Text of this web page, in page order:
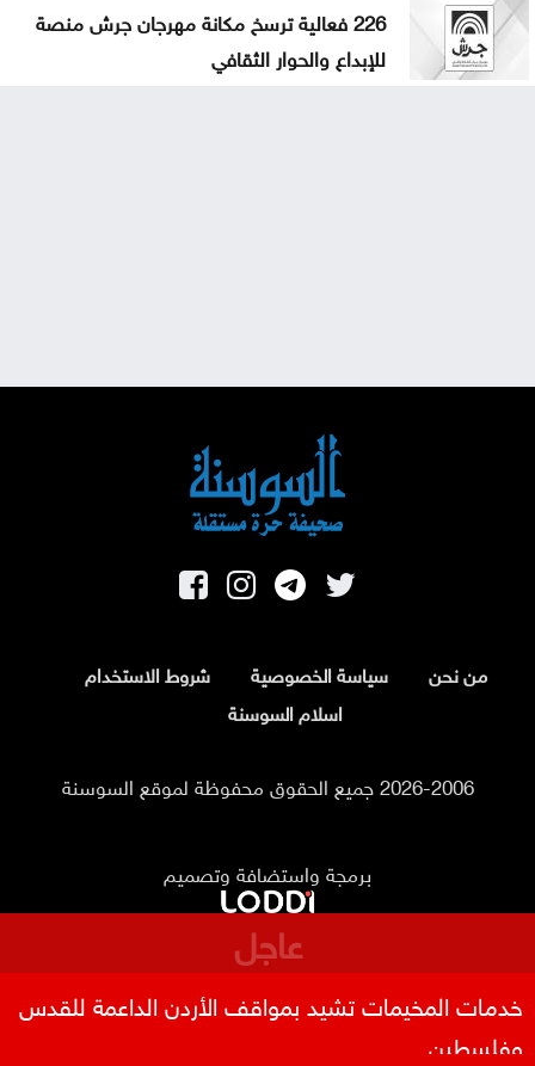
226 فعالية ترسخ مكانة مهرجان جرش منصة
للإبداع والحوار الثقافي
من نحن سياسة الخصوصية
شروط الاستخدام
اسلام السوسنة
2026-2006 جميع الحقوق محفوظة لموقع السوسنة
برمجة واستضافة وتصميم
عاجل
خدمات المخيمات تشيد بمواقف الأردن الداعمة للقدس
وفلسطين